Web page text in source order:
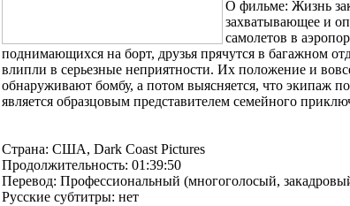
О фильме: Жизнь
захватывающее и
самолетов в
поднимающихся на борт, друзья прячутся в багажном
влипли в серьезные неприятности. Их положение и
обнаруживают бомбу, а потом выясняется, что экипаж
является образцовым представителем семейного
Страна: США, Dark Coast Pictures
Продолжительность: 01:39:50
Перевод: Профессиональный (многоголосый,
Русские субтитры: нет